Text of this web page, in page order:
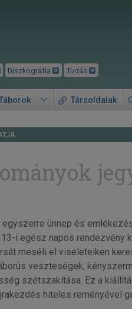
Diszkográfia Tudás
Társoldalak
ünnep és
i egész napos rendezvény
meséli el viseleteiken
veszteségek,
szétszakítása. Ez a
hiteles reményével